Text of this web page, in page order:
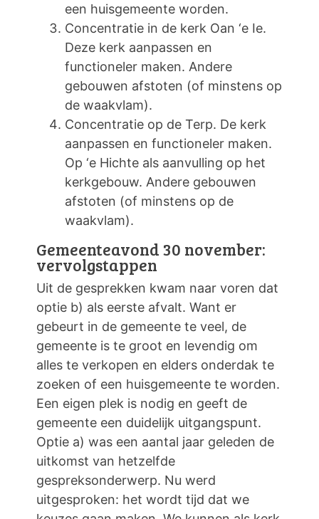
een huisgemeente worden.
Concentratie in de kerk Oan ‘e Ie.
Deze kerk aanpassen en
functioneler maken. Andere
gebouwen afstoten (of minstens op
de waakvlam).
Concentratie op de Terp. De kerk
aanpassen en functioneler maken.
Op ‘e Hichte als aanvulling op het
kerkgebouw. Andere gebouwen
afstoten (of minstens op de
waakvlam).
Gemeenteavond 30 november:
vervolgstappen
Uit de gesprekken kwam naar voren dat
optie b) als eerste afvalt. Want er
gebeurt in de gemeente te veel, de
gemeente is te groot en levendig om
alles te verkopen en elders onderdak te
zoeken of een huisgemeente te worden.
Een eigen plek is nodig en geeft de
gemeente een duidelijk uitgangspunt.
Optie a) was een aantal jaar geleden de
uitkomst van hetzelfde
gespreksonderwerp. Nu werd
uitgesproken: het wordt tijd dat we